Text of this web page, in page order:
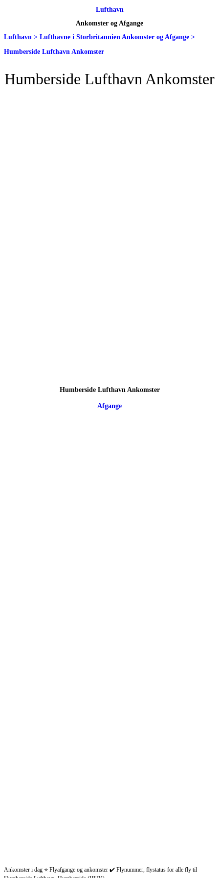
Lufthavn
Ankomster og Afgange
Lufthavn > Lufthavne i Storbritannien Ankomster og Afgange >
Humberside Lufthavn Ankomster
Humberside Lufthavn Ankomster
Humberside Lufthavn Ankomster
Afgange
Ankomster i dag ⭐ Flyafgange og ankomster ✔️ Flynummer, flystatus for alle fly til